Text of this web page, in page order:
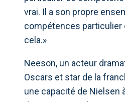
vrai. Il a son propre
compétences particulier
cela.»
Neeson, un acteur
Oscars et star de la
une capacité de Nielsen